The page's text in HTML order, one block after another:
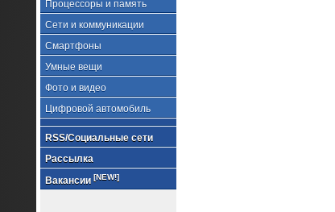
Процессоры и память
Сети и коммуникации
Смартфоны
Умные вещи
Фото и видео
Цифровой автомобиль
RSS/Социальные сети
Рассылка
Вакансии [NEW!]